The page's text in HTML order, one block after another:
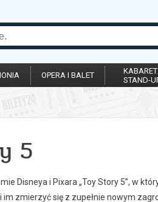
OPERA I BALET
KABARET
STAND-
5
Disneya i Pixara „Toy Story 5”, w
zmierzyć się z zupełnie nowym